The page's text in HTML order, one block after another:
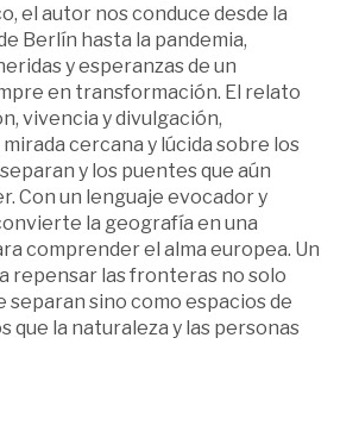
el autor nos conduce desde la
Berlín hasta la pandemia,
y esperanzas de un
en transformación. El relato
vivencia y divulgación,
cercana y lúcida sobre los
y los puentes que aún
Con un lenguaje evocador y
la geografía en una
comprender el alma europea. Un
repensar las fronteras no solo
separan sino como espacios de
que la naturaleza y las personas